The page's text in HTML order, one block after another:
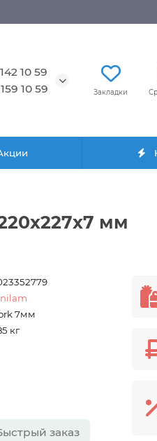
10 59
10 59
Закладки
мм
7мм
кг
заказ